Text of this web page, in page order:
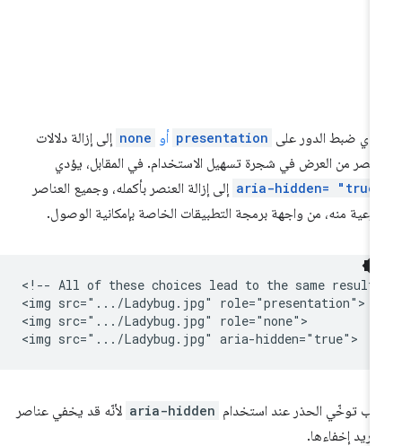
ضبط الدور على presentation أو none إلى إزالة دلالات
من العرض في شجرة تسهيل الاستخدام. في المقابل، يؤدي
aria-hidden= إلى إزالة العنصر بأكمله، وجميع العناصر
منه، من واجهة برمجة التطبيقات الخاصة بإمكانية الوصول.
<!-- All of these choices lead to the same
<img src=".../Ladybug.jpg" role="presentation">
<img src=".../Ladybug.jpg" role="none">
توخّي الحذر عند استخدام aria-hidden لأنّه قد يخفي عناصر
تريد إخفاءها.